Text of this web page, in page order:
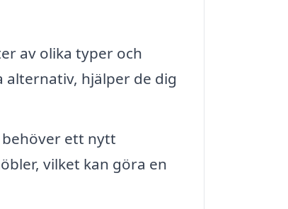
av olika typer och
hjälper de dig
behöver ett nytt
vilket kan göra en